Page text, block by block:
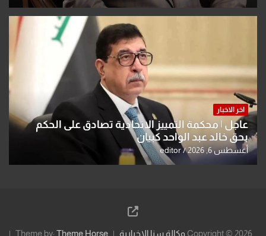
اخر الاخبار
عاجل | محكمة التمييز الاتحادية تصادق على الحكم
بحق خالد عبد الواحد كبيان
أغسطس 6, 2026 editor
Copyright © 2026 وكالة سنا الاخبارية Theme by: Theme Horse